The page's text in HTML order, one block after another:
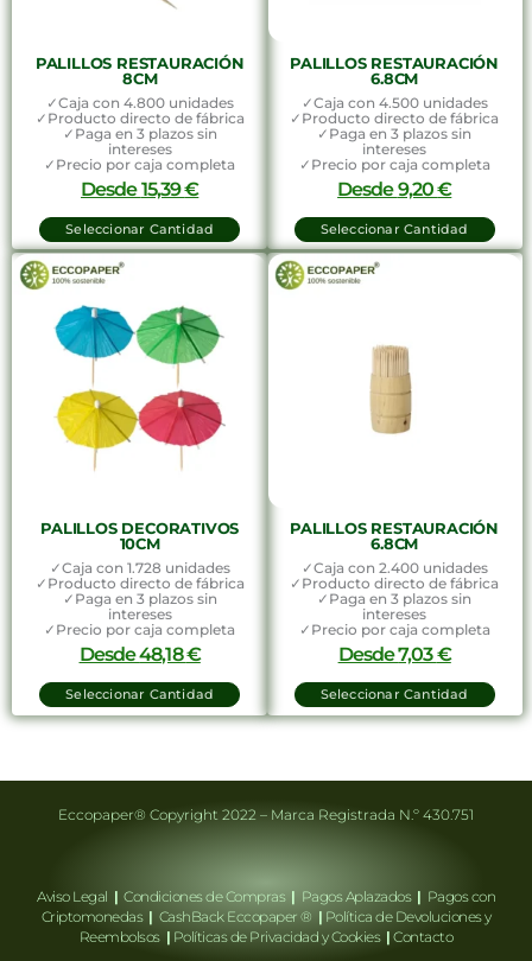
PALILLOS RESTAURACIÓN
8CM
✓Caja con 4.800 unidades
✓Producto directo de fábrica
✓Paga en 3 plazos sin
intereses
✓Precio por caja completa
Desde15,39€
Seleccionar Cantidad
PALILLOS RESTAURACIÓN
6.8CM
✓Caja con 4.500 unidades
✓Producto directo de fábrica
✓Paga en 3 plazos sin
intereses
✓Precio por caja completa
Desde9,20€
Seleccionar Cantidad
PALILLOS DECORATIVOS
10CM
✓Caja con 1.728 unidades
✓Producto directo de fábrica
✓Paga en 3 plazos sin
intereses
✓Precio por caja completa
Desde48,18€
Seleccionar Cantidad
PALILLOS RESTAURACIÓN
6.8CM
✓Caja con 2.400 unidades
✓Producto directo de fábrica
✓Paga en 3 plazos sin
intereses
✓Precio por caja completa
Desde7,03€
Seleccionar Cantidad
Eccopaper® Copyright 2022 – Marca Registrada N.º 430.751
Aviso Legal | Condiciones de Compras | Pagos Aplazados | Pagos con
Criptomonedas | CashBack Eccopaper ® | Política de Devoluciones y
Reembolsos | Políticas de Privacidad y Cookies | Contacto